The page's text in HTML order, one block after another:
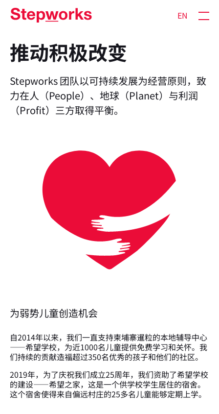
EN
推动积极改变
Stepworks 团队以可持续发展为经营原则，致
力在人（People）、地球（Planet）与利润
（Profit）三方取得平衡。
为弱势儿童创造机会
自2014年以来，我们一直支持柬埔寨暹粒的本地辅导中心
——希望学校，为近1000名儿童提供免费学习和关怀。我
们持续的贡献造福超过350名优秀的孩子和他们的社区。
2019年，为了庆祝我们成立25周年，我们资助了希望学校
的建设——希望之家，这是一个供学校学生居住的宿舍。
这个宿舍使得来自偏远村庄的25多名儿童能够定期上学。